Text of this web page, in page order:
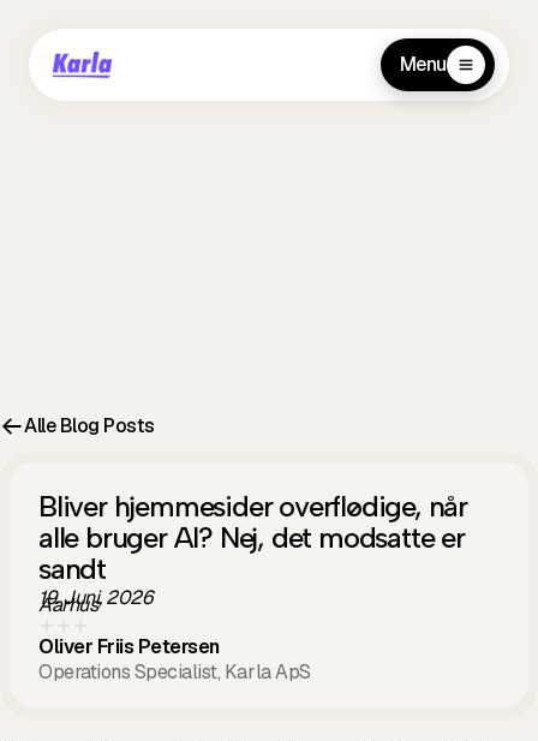
Menu
Alle Blog Posts
Bliver hjemmesider overflødige, når
alle bruger AI? Nej, det modsatte er
sandt
19. Juni, 2026
Aarhus
Oliver Friis Petersen
Operations Specialist, Karla ApS